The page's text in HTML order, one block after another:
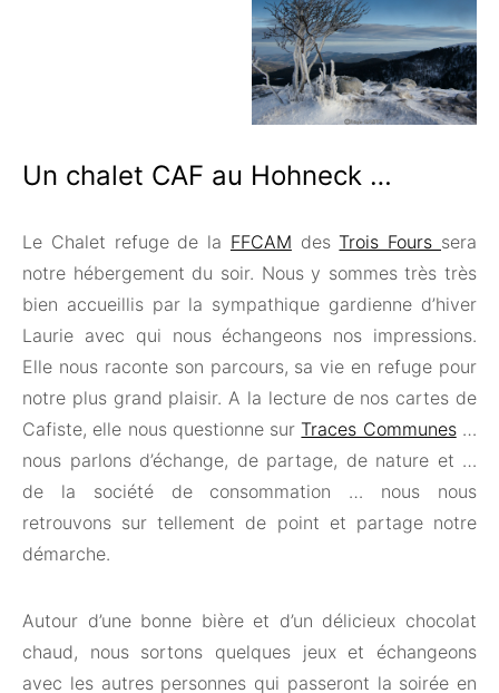
Un chalet CAF au Hohneck …
Le Chalet refuge de la FFCAM desTrois Fours sera
notre hébergement du soir. Nous y sommes très très
bien accueillis par la sympathique gardienne d’hiver
Laurie avec qui nous échangeons nos impressions.
Elle nous raconte son parcours, sa vie en refuge pour
notre plus grand plaisir. A la lecture de nos cartes de
Cafiste, elle nous questionne surTraces Communes…
nous parlons d’échange, de partage, de nature et …
de la société de consommation … nous nous
retrouvons sur tellement de point et partage notre
démarche.
Autour d’une bonne bière et d’un délicieux chocolat
chaud, nous sortons quelques jeux et échangeons
avec les autres personnes qui passeront la soirée en